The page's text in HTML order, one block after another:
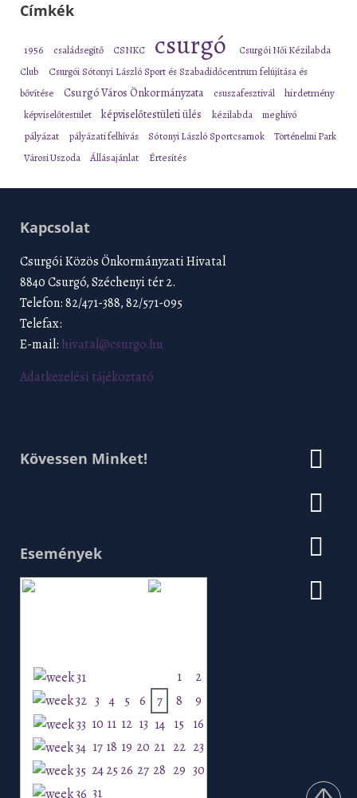
Címkék
1956 családsegítő CSNKC csurgó
Csurgói Női Kézilabda
Club
Csurgói Sótonyi László Sport és Szabadidőcentrum felújítása és
bővítése
Csurgó Város Önkormányzata csuszafesztivál hirdetmény
képviselőtestület képviselőtestületi ülés kézilabda meghívó
pályázat pályázati felhívás Sótonyi László Sportcsarnok
Történelmi Park
Városi Uszoda
Állásajánlat Értesítés
Kapcsolat
Csurgói Közös Önkormányzati Hivatal
8840 Csurgó, Széchenyi tér 2.
Telefon: 82/471-388, 82/571-095
Telefax:
E-mail: hivatal@csurgo.hu
Adatkezelési tájékoztató
Kövessen Minket!
Események
1
2
3 4 5 6 7 8
9
10 11 12 13 14 15 16
17 18 19 20 21 22 23
24 25 26 27 28 29 30
31